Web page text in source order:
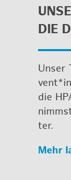
DIE
Unser
die
ter.